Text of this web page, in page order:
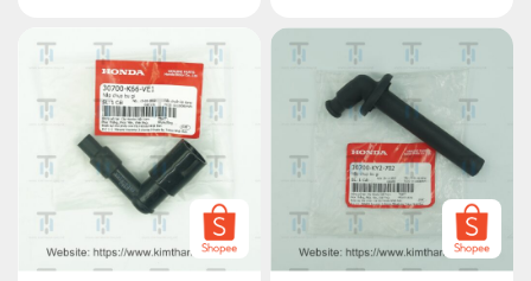
Giá bán cuộn dây máy phát điện
AB 2022 tại Kim Thành
Cuộn dây máy phát điện AB 2022 là một sản phẩm mới với
nhiều tính năng ưu việt và độ bền cao. Giá bán cuộn dây máy
phát điện AB 2022 tại Kim Thành hiện nay là1.240.000 vnđ
/cái cho mỗi cuộn dây của AB 160cc.